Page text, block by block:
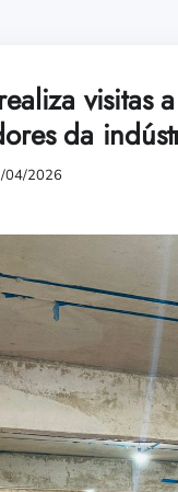
visitas
da
04/2026